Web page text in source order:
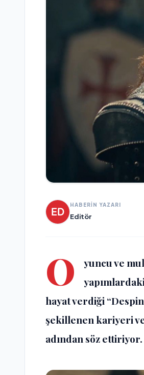
HABERİN YAZARI
Editör
O yuncu ve
hayat verdiği
şekillenen kariyeri
adından söz ettiriyor.